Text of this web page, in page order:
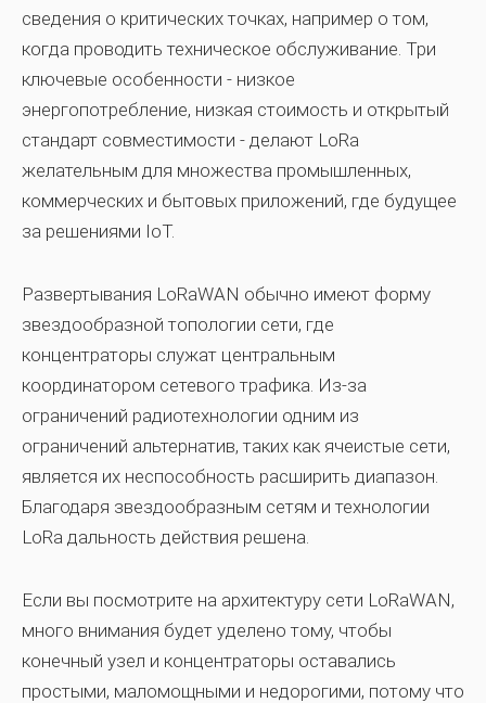
сведения о критических точках, например о том,
когда проводить техническое обслуживание. Три
ключевые особенности - низкое
энергопотребление, низкая стоимость и открытый
стандарт совместимости - делают LoRa
желательным для множества промышленных,
коммерческих и бытовых приложений, где будущее
за решениями IoT.
Развертывания LoRaWAN обычно имеют форму
звездообразной топологии сети, где
концентраторы служат центральным
координатором сетевого трафика. Из-за
ограничений радиотехнологии одним из
ограничений альтернатив, таких как ячеистые сети,
является их неспособность расширить диапазон.
Благодаря звездообразным сетям и технологии
LoRa дальность действия решена.
Если вы посмотрите на архитектуру сети LoRaWAN,
много внимания будет уделено тому, чтобы
конечный узел и концентраторы оставались
простыми, маломощными и недорогими, потому что